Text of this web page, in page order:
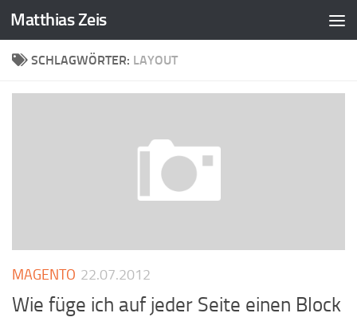
Zum Inhalt springen
Matthias Zeis
SCHLAGWÖRTER: LAYOUT
MAGENTO 22.07.2012
Wie füge ich auf jeder Seite einen Block